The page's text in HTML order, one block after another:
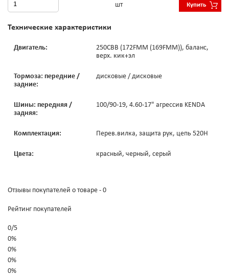
шт Купить
Технические характеристики
Двигатель:
250CBB (172FMM (169FMM)), баланс,
верх. кик+эл
Тормоза: передние /
задние:
дисковые / дисковые
Шины: передняя /
задняя:
100/90-19, 4.60-17" агрессив KENDA
Комплектация: Перев.вилка, защита рук, цепь 520H
Цвета: красный, черный, серый
Отзывы покупателей о товаре - 0
Рейтинг покупателей
0/5
0%
0%
0%
0%